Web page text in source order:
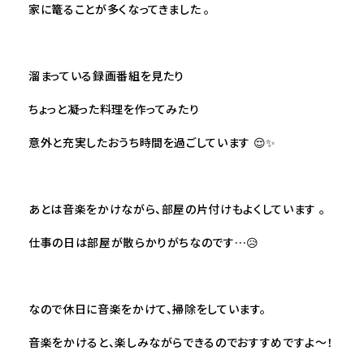
家に篭ることが多くなってきました 。
溜まっている録画番組を見たり
ちょっと凝った料理を作ってみたり
意外と充実したおうち時間を過ごしています 😌✨
あとは音楽をかけながら、部屋の片付けもよくしています 。
仕事の日は部屋が散らかりがちなのです…😥
なので休日に音楽をかけて、掃除をしています。
音楽をかけると、楽しみながらできるのでおすすめですよ〜！